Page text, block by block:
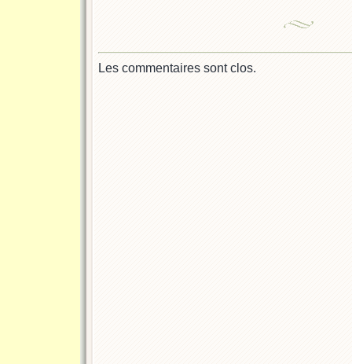
Les commentaires sont clos.